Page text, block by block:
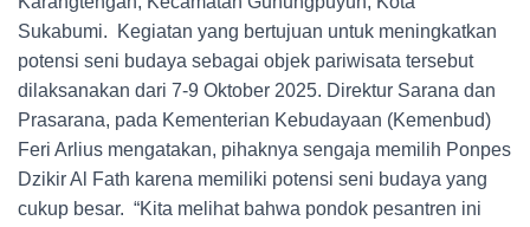
Sukabumi. Kegiatan yang bertujuan untuk meningkatkan
potensi seni budaya sebagai objek pariwisata tersebut
dilaksanakan dari 7-9 Oktober 2025. Direktur Sarana dan
Prasarana, pada Kementerian Kebudayaan (Kemenbud)
Feri Arlius mengatakan, pihaknya sengaja memilih Ponpes
Dzikir Al Fath karena memiliki potensi seni budaya yang
cukup besar. “Kita melihat bahwa pondok pesantren ini